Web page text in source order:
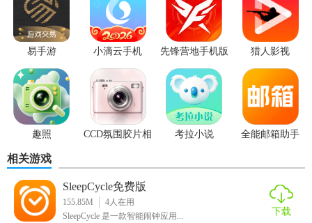
微的动作或声音误唤醒。
5. 查看报告：定期查看睡眠报告，了解自身的睡眠质量和潜
Sleepcycle免费版亮点
1. 智能唤醒：根据用户的睡眠周期，在最佳时间点将用户唤
2. 睡眠监测：实时记录用户的睡眠情况，包括深睡、浅睡和
清醒状态。
3. 睡眠报告：生成详细的睡眠报告，包括睡眠时间、质量、
易手游 小滴云手机 先锋营地手机版 猎人影视
趣照
CCD氛围胶片相
考拉小说 全能邮箱助手
相关游戏
SleepCycle免费版
155.85M 4人在用
SleepCycle 是一款智能闹钟应用...
下载